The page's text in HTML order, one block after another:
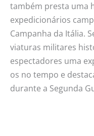
também presta uma
expedicionários
Campanha da Itália.
viaturas militares
espectadores uma
os no tempo e
durante a Segunda